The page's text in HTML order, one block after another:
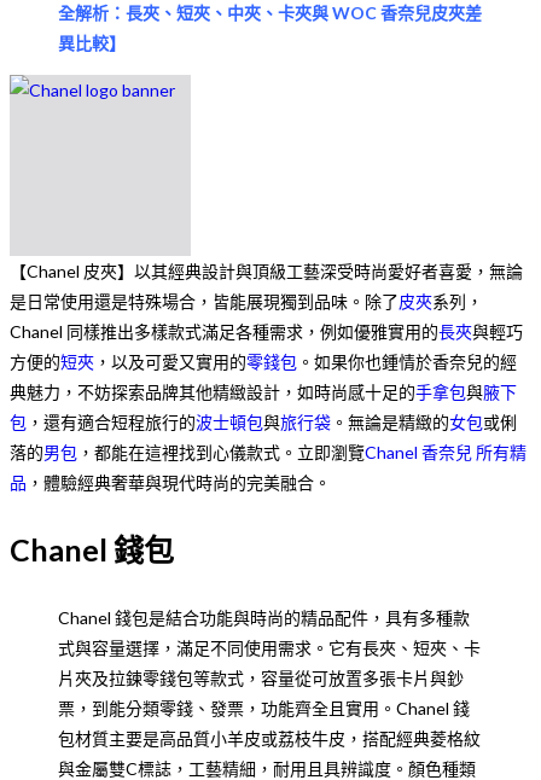
全解析：長夾、短夾、中夾、卡夾與 WOC 香奈兒皮夾差
異比較】
【Chanel 皮夾】以其經典設計與頂級工藝深受時尚愛好者喜愛，無論
是日常使用還是特殊場合，皆能展現獨到品味。除了皮夾系列，
Chanel 同樣推出多樣款式滿足各種需求，例如優雅實用的長夾與輕巧
方便的短夾 ，以及可愛又實用的零錢包 。如果你也鍾情於香奈兒的經
典魅力，不妨探索品牌其他精緻設計，如時尚感十足的手拿包與腋下
包 ，還有適合短程旅行的波士頓包與旅行袋 。無論是精緻的女包或俐
落的男包 ，都能在這裡找到心儀款式。立即瀏覽Chanel 香奈兒 所有精
品 ，體驗經典奢華與現代時尚的完美融合。
Chanel 錢包
Chanel 錢包是結合功能與時尚的精品配件，具有多種款
式與容量選擇，滿足不同使用需求。它有長夾、短夾、卡
片夾及拉鍊零錢包等款式，容量從可放置多張卡片與鈔
票，到能分類零錢、發票，功能齊全且實用。Chanel 錢
包材質主要是高品質小羊皮或荔枝牛皮，搭配經典菱格紋
與金屬雙C標誌，工藝精細，耐用且具辨識度。顏色種類